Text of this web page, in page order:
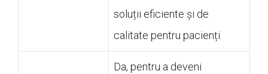
soluții eficiente și de
calitate pentru pacienți.
Da, pentru a deveni